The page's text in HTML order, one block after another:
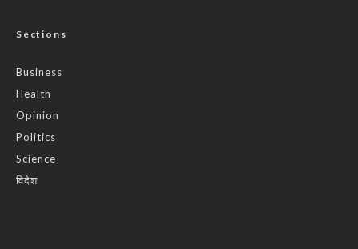
Sections
Business
Health
Opinion
Politics
Science
विदेश